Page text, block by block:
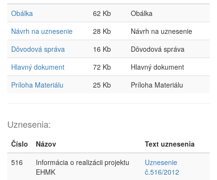
Obálka
62 Kb
Obálka
Návrh na uznesenie
28 Kb
Návrh na uznesenie
Dôvodová správa
16 Kb
Dôvodová správa
Hlavný dokument
72 Kb
Hlavný dokument
Príloha Materiálu
25 Kb Príloha Materiálu
Uznesenia:
Číslo Názov
Text uznesenia
516
Informácia o realizácii projektu
EHMK
Uznesenie
č.516/2012